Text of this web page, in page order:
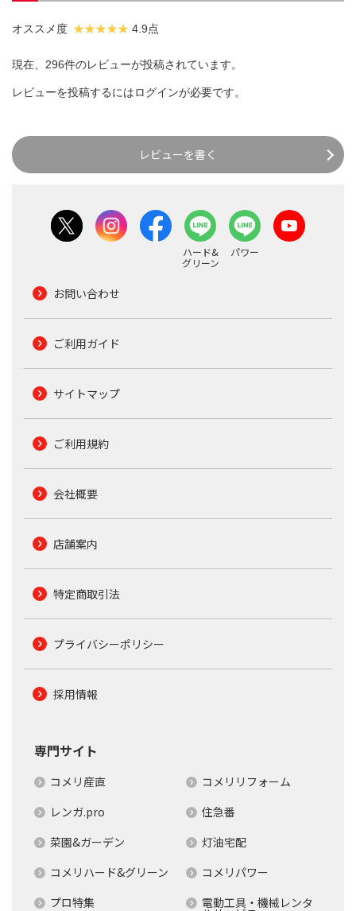
オススメ度 4.9点
現在、296件のレビューが投稿されています。
レビューを投稿するにはログインが必要です。
レビューを書く
ハード&
グリーン
パワー
お問い合わせ
ご利用ガイド
サイトマップ
ご利用規約
会社概要
店舗案内
特定商取引法
プライバシーポリシー
採用情報
専門サイト
コメリ産直
コメリリフォーム
レンガ.pro
住急番
菜園&ガーデン
灯油宅配
コメリハード&グリーン
コメリパワー
プロ特集
電動工具・機械レンタ